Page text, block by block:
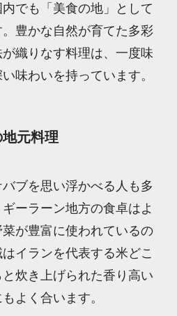
でも「美食の地」として
豊かな自然が育てた多彩
織りなす料理は、一度味
味わいを持っています。
元料理
ブを思い浮かべる人も多
ーラーン地方の食卓はよ
が豊富に使われているの
イランを代表する米どこ
炊き上げられた香り高い
よく合います。